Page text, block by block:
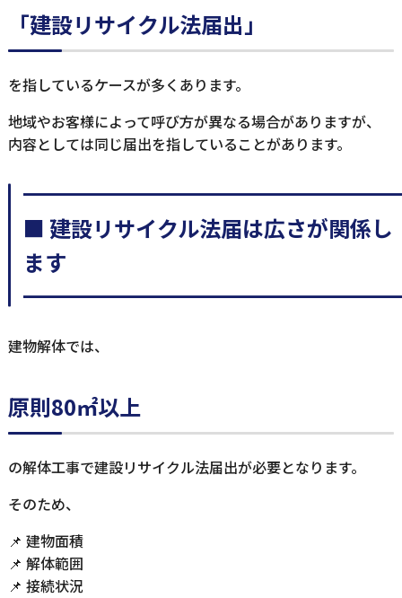
「建設リサイクル法届出」
を指しているケースが多くあります。
地域やお客様によって呼び方が異なる場合がありますが、
内容としては同じ届出を指していることがあります。
■ 建設リサイクル法届は広さが関係し
ます
建物解体では、
原則80㎡以上
の解体工事で建設リサイクル法届出が必要となります。
そのため、
📌 建物面積
📌 解体範囲
📌 接続状況